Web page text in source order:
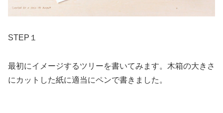
STEP１
最初にイメージするツリーを書いてみます。木箱の大きさ
にカットした紙に適当にペンで書きました。